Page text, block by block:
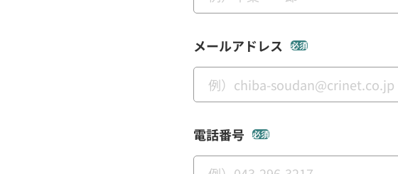
メールアドレス 必須
電話番号 必須